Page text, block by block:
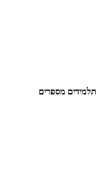
תלמידים מספרים